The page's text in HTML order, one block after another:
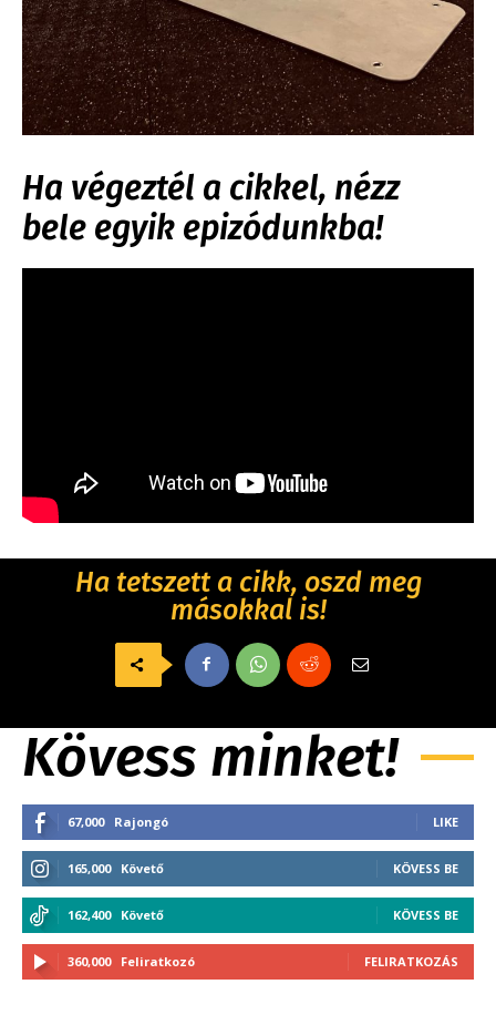
Ha végeztél a cikkel, nézz
bele egyik epizódunkba!
Ha tetszett a cikk, oszd meg
másokkal is!
Kövess minket!
67,000 Rajongó LIKE
165,000 Követő KÖVESS BE
162,400 Követő KÖVESS BE
360,000 Feliratkozó FELIRATKOZÁS